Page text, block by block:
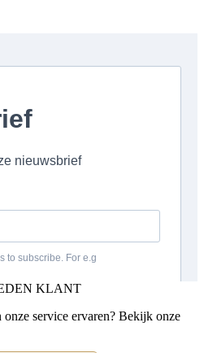
KLANT
service ervaren? Bekijk onze